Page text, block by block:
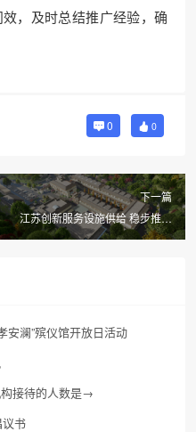
，及时总结推广经验，确
0 0
下一篇
江苏创新服务设施供给 稳步推进
殡葬改革
安澜”殡仪馆开放日活动
接待的人数是→
书